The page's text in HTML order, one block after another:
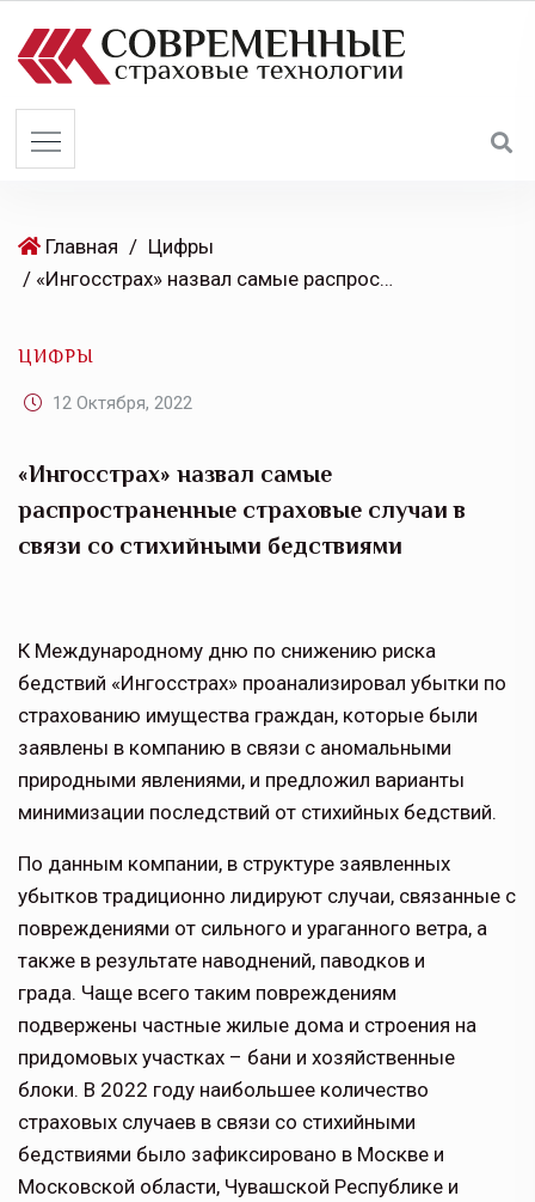
Главная / Цифры
/ «Ингосстрах» назвал самые распространенные страховые случаи в связи со стихийными бедствиями
ЦИФРЫ
12 Октября, 2022
«Ингосстрах» назвал самые
распространенные страховые случаи в
связи со стихийными бедствиями
К Международному дню по снижению риска
бедствий «Ингосстрах» проанализировал убытки по
страхованию имущества граждан, которые были
заявлены в компанию в связи с аномальными
природными явлениями, и предложил варианты
минимизации последствий от стихийных бедствий.
По данным компании, в структуре заявленных
убытков традиционно лидируют случаи, связанные с
повреждениями от сильного и ураганного ветра, а
также в результате наводнений, паводков и
града. Чаще всего таким повреждениям
подвержены частные жилые дома и строения на
придомовых участках – бани и хозяйственные
блоки. В 2022 году наибольшее количество
страховых случаев в связи со стихийными
бедствиями было зафиксировано в Москве и
Московской области, Чувашской Республике и